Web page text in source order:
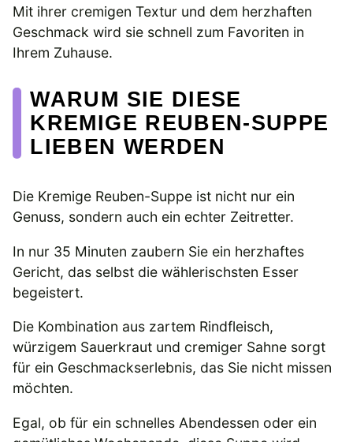
Mit ihrer cremigen Textur und dem herzhaften
Geschmack wird sie schnell zum Favoriten in
Ihrem Zuhause.
WARUM SIE DIESE
KREMIGE REUBEN-SUPPE
LIEBEN WERDEN
Die Kremige Reuben-Suppe ist nicht nur ein
Genuss, sondern auch ein echter Zeitretter.
In nur 35 Minuten zaubern Sie ein herzhaftes
Gericht, das selbst die wählerischsten Esser
begeistert.
Die Kombination aus zartem Rindfleisch,
würzigem Sauerkraut und cremiger Sahne sorgt
für ein Geschmackserlebnis, das Sie nicht missen
möchten.
Egal, ob für ein schnelles Abendessen oder ein